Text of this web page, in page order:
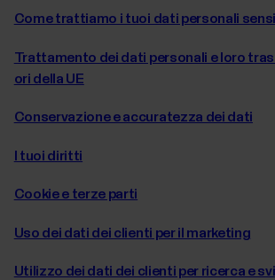
Come trattiamo i tuoi dati personali
Trattamento dei dati personali e loro
ori della UE
Conservazione e accuratezza dei dati
I tuoi diritti
Cookie e terze parti
Uso dei dati dei clienti per il marketing
Utilizzo dei dati dei clienti per ricerca e